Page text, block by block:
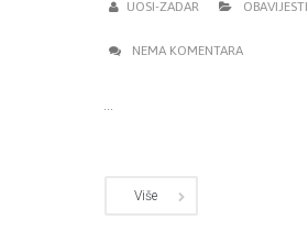
UOSI-ZADAR OBAVIJESTI
NEMA KOMENTARA
...
Više